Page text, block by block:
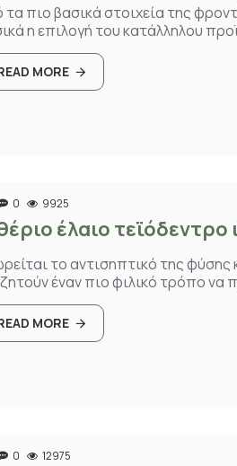
πιο βασικά στοιχεία της
η επιλογή του κατάλληλου
MORE
0 9925
έλαιο τεϊόδεντρο
το αντισηπτικό της
έναν πιο φιλικό τρόπο να
MORE
0 12975